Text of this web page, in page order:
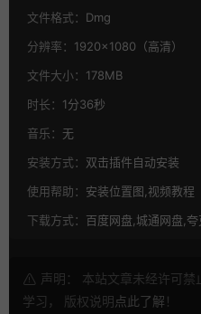
文件格式： Dmg
分辨率： 1920×1080（高清）
文件大小： 178MB
时长： 1分36秒
音乐： 无
安装方式： 双击插件自动安装
使用帮助： 安装位置图,视频教程
下载方式： 百度网盘,城通网盘,
声明： 本站文章未经许可
学习， 版权说明点此了解 ！